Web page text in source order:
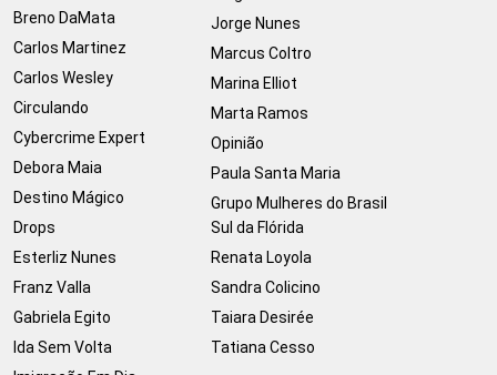
Breno DaMata
Carlos Martinez
Carlos Wesley
Circulando
Cybercrime Expert
Debora Maia
Destino Mágico
Drops
Esterliz Nunes
Franz Valla
Gabriela Egito
Ida Sem Volta
Jorge Nunes
Marcus Coltro
Marina Elliot
Marta Ramos
Opinião
Paula Santa Maria
Grupo Mulheres do Brasil
Sul da Flórida
Renata Loyola
Sandra Colicino
Taiara Desirée
Tatiana Cesso